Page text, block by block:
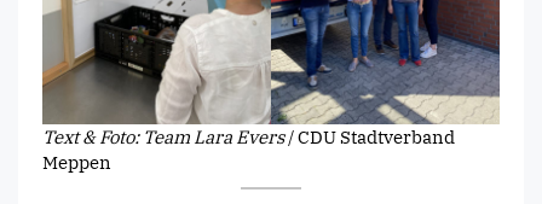
Text & Foto: Team Lara Evers/ CDU Stadtverband
Meppen